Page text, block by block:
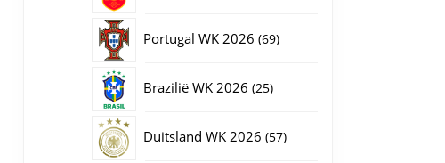
Portugal WK 2026 6969
Brazilië WK 2026 2525
Duitsland WK 2026 5757